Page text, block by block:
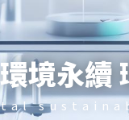
環境永續